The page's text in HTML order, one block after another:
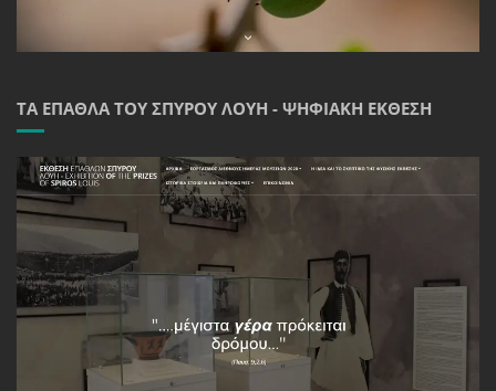
ΤΑ ΈΠΑΘΛΑ ΤΟΥ ΣΠΎΡΟΥ ΛΟΎΗ - ΨΗΦΙΑΚΉ ΈΚΘΕΣΗ